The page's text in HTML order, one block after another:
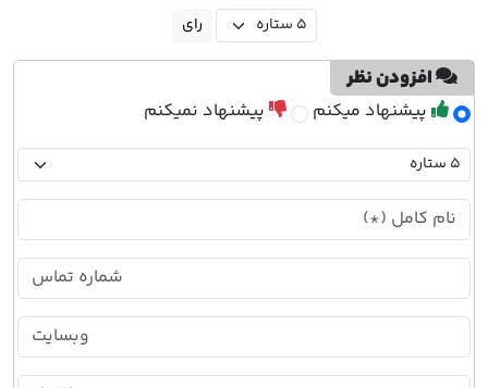
افزودن نظر
پیشنهاد میکنم پیشنهاد نمیکنم